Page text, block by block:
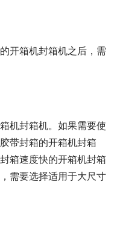
开箱机封箱机之后，需
机封箱机。如果需要使
带封箱的开箱机封箱
箱速度快的开箱机封箱
需要选择适用于大尺寸